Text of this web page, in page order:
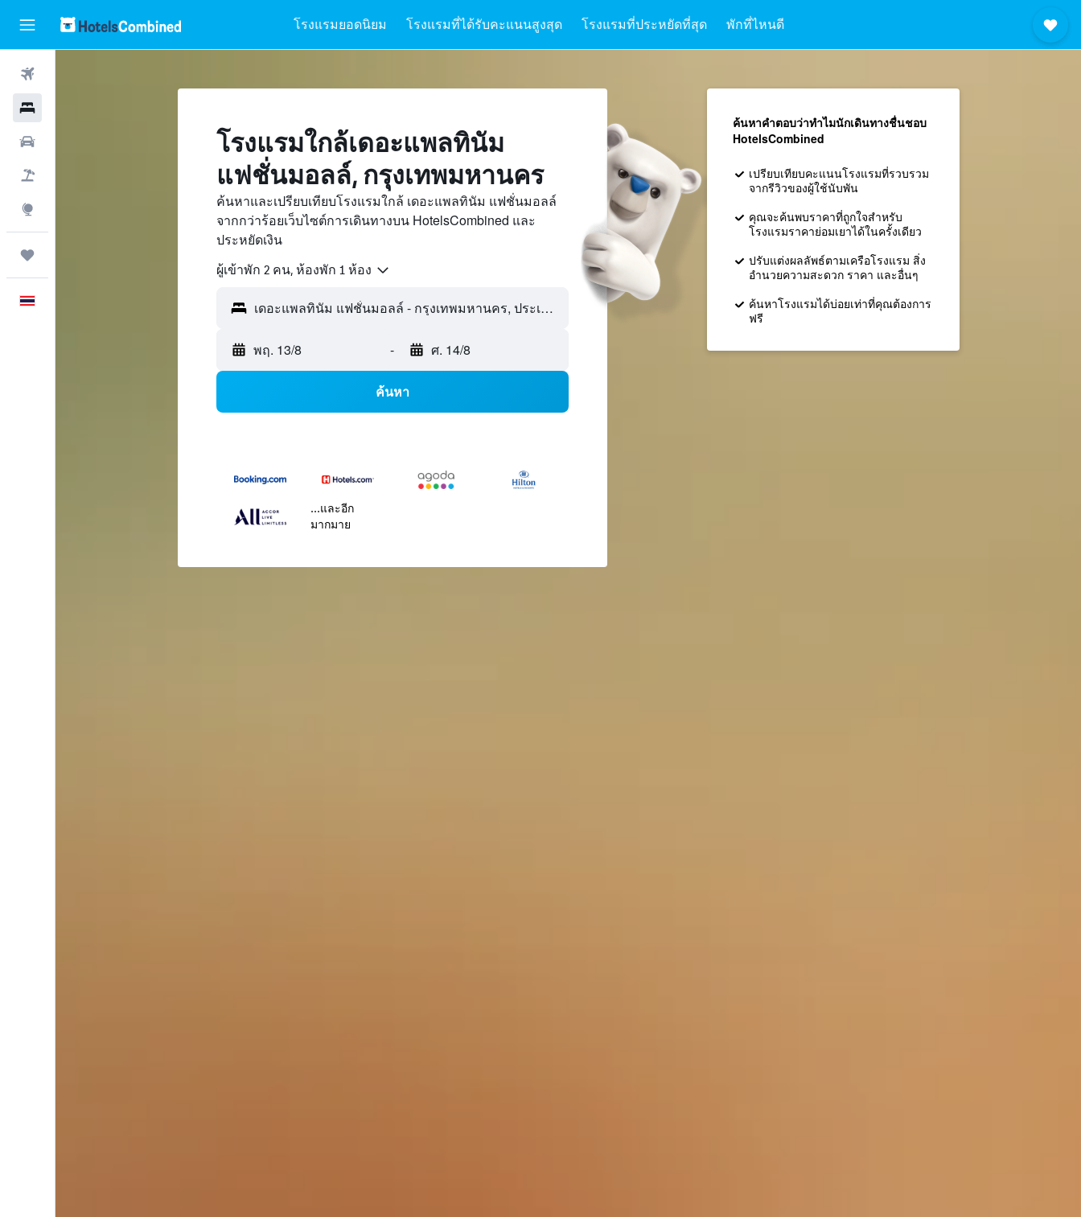
โรงแรมยอดนิยม โรงแรมที่ได้รับคะแนนสูงสุด โรงแรมที่ประหยัดที่สุด พักที่ไหนดี
โรงแรมใกล้เดอะแพลทินัม
แฟชั่นมอลล์, กรุงเทพมหานคร
ค้นหาและเปรียบเทียบโรงแรมใกล้ เดอะแพลทินัม แฟชั่นมอลล์
จากกว่าร้อยเว็บไซต์การเดินทางบน HotelsCombined และ
ประหยัดเงิน
ผู้เข้าพัก 2 คน, ห้องพัก 1 ห้อง
พฤ. 13/8 - ศ. 14/8
ค้นหา
...และอีก
มากมาย
ค้นหาคำตอบว่าทำไมนักเดินทางชื่นชอบ
HotelsCombined
เปรียบเทียบคะแนนโรงแรมที่รวบรวม
จากรีวิวของผู้ใช้นับพัน
คุณจะค้นพบราคาที่ถูกใจสำหรับ
โรงแรมราคาย่อมเยาได้ในครั้งเดียว
ปรับแต่งผลลัพธ์ตามเครือโรงแรม สิ่ง
อำนวยความสะดวก ราคา และอื่นๆ
ค้นหาโรงแรมได้บ่อยเท่าที่คุณต้องการ
ฟรี